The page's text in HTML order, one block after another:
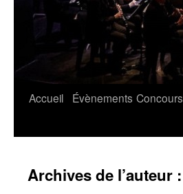
Aller
Accueil Évènements Concours
Archives de l’auteur :